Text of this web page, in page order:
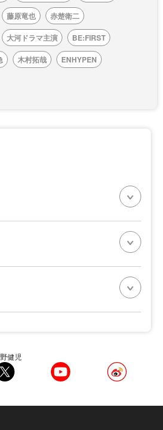
藤原竜也
赤楚衛二
大河ドラマ主演
BE:FIRST
木村拓哉
ENHYPEN
健児